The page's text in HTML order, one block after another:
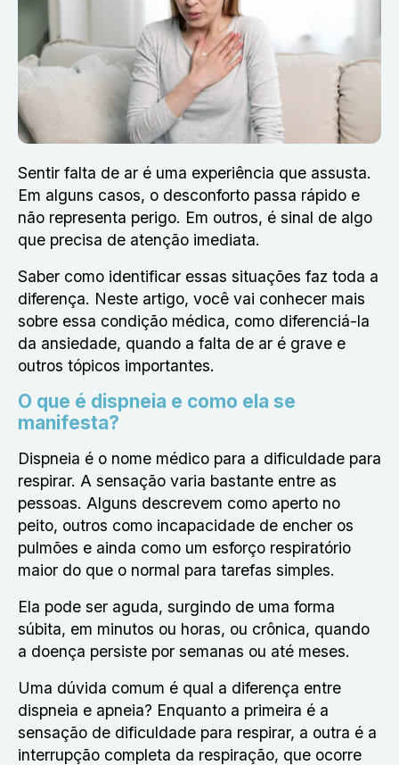
Sentir falta de ar é uma experiência que assusta.
Em alguns casos, o desconforto passa rápido e
não representa perigo. Em outros, é sinal de algo
que precisa de atenção imediata.
Saber como identificar essas situações faz toda a
diferença. Neste artigo, você vai conhecer mais
sobre essa condição médica, como diferenciá-la
da ansiedade, quando a falta de ar é grave e
outros tópicos importantes.
O que é dispneia e como ela se
manifesta?
Dispneia é o nome médico para a dificuldade para
respirar. A sensação varia bastante entre as
pessoas. Alguns descrevem como aperto no
peito, outros como incapacidade de encher os
pulmões e ainda como um esforço respiratório
maior do que o normal para tarefas simples.
Ela pode ser aguda, surgindo de uma forma
súbita, em minutos ou horas, ou crônica, quando
a doença persiste por semanas ou até meses.
Uma dúvida comum é qual a diferença entre
dispneia e apneia? Enquanto a primeira é a
sensação de dificuldade para respirar, a outra é a
interrupção completa da respiração, que ocorre